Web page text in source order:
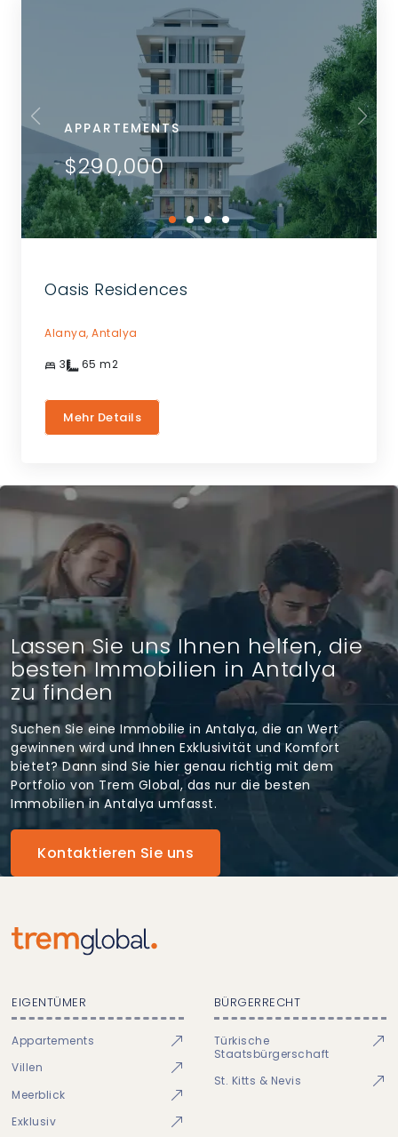
APPARTEMENTS
$290,000
Oasis Residences
Alanya, Antalya
3 65 m2
Mehr Details
Lassen Sie uns Ihnen helfen, die
besten Immobilien in Antalya
zu finden
Suchen Sie eine Immobilie in Antalya, die an Wert
gewinnen wird und Ihnen Exklusivität und Komfort
bietet? Dann sind Sie hier genau richtig mit dem
Portfolio von Trem Global, das nur die besten
Immobilien in Antalya umfasst.
Kontaktieren Sie uns
EIGENTÜMER
Appartements
Villen
Meerblick
Exklusiv
BÜRGERRECHT
Türkische
Staatsbürgerschaft
St. Kitts & Nevis